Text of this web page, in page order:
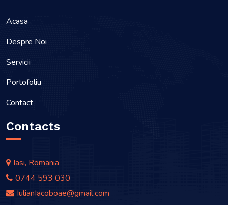
Acasa
Despre Noi
Servicii
Portofoliu
Contact
Contacts
Iasi, Romania
0744 593 030
IulianIacoboae@gmail.com